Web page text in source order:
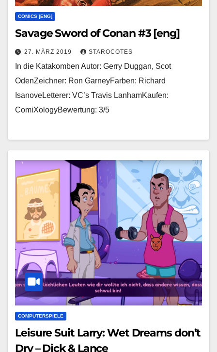
COMICS [ENG]
Savage Sword of Conan #3 [eng]
27. MÄRZ 2019 STAROCOTES
In die Katakomben Autor: Gerry Duggan, Scot
OdenZeichner: Ron GarneyFarben: Richard
IsanoveLetterer: VC’s Travis LanhamKaufen:
ComiXologyBewertung: 3/5
COMPUTERSPIELE
Leisure Suit Larry: Wet Dreams don’t
Dry – Dick & Lance